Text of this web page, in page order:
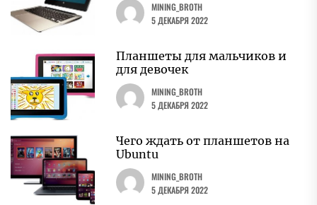
MINING_BROTH
5 ДЕКАБРЯ 2022
Планшеты для мальчиков и
для девочек
MINING_BROTH
5 ДЕКАБРЯ 2022
Чего ждать от планшетов на
Ubuntu
MINING_BROTH
5 ДЕКАБРЯ 2022